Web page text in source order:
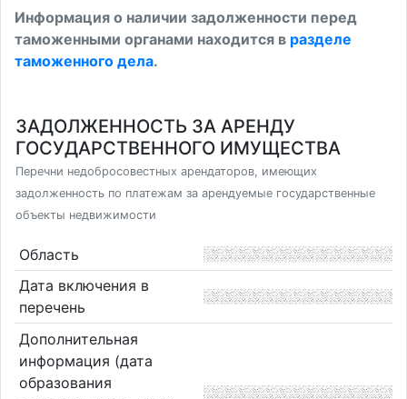
Информация о наличии задолженности перед
таможенными органами находится в разделе
таможенного дела.
ЗАДОЛЖЕННОСТЬ ЗА АРЕНДУ
ГОСУДАРСТВЕННОГО ИМУЩЕСТВА
Перечни недобросовестных арендаторов, имеющих
задолженность по платежам за арендуемые государственные
объекты недвижимости
Область
Дата включения в
перечень
Дополнительная
информация (дата
образования